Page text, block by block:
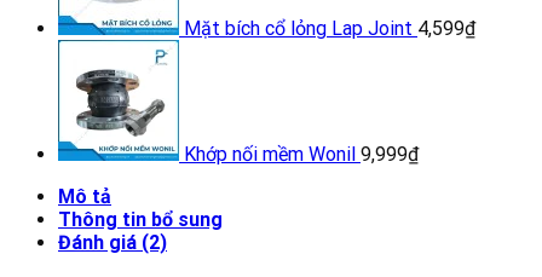
Mặt bích cổ lỏng Lap Joint 4,599₫
Khớp nối mềm Wonil 9,999₫
Mô tả
Thông tin bổ sung
Đánh giá (2)